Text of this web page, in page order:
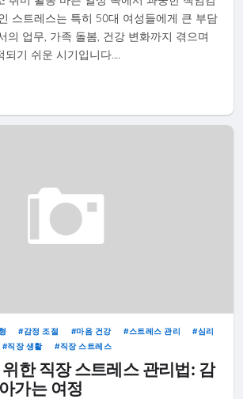
스트레스는 특히 50대 여성들에게 큰 부담
의 업무, 가족 돌봄, 건강 변화까지 겪으며
되기 쉬운 시기입니다.…
감정 조절 마음 건강 스트레스 관리
심리
직장 생활 직장 스트레스
한 직장 스트레스 관리법: 감
가는 여정